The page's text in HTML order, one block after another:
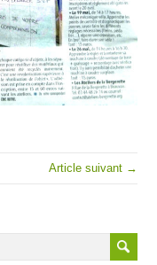
Article suivant →